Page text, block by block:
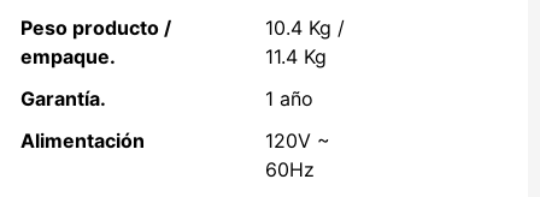
Peso producto /
empaque.
10.4 Kg /
11.4 Kg
Garantía.
1 año
Alimentación
120V ~
60Hz